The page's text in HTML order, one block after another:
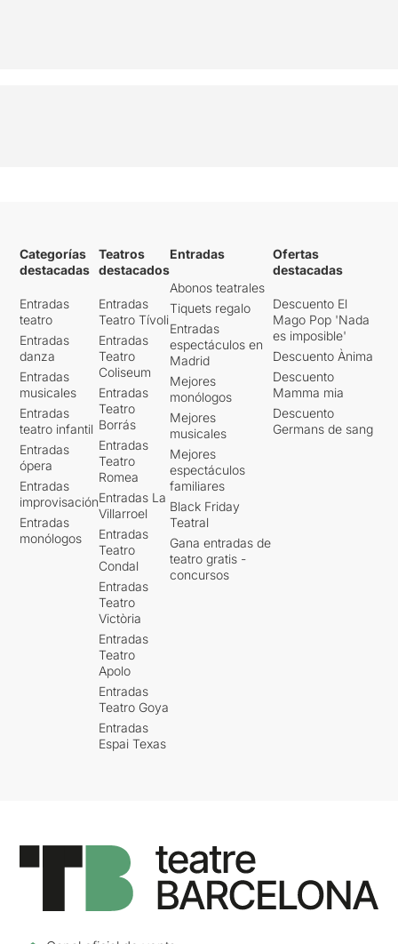
Categorías
destacadas
Entradas
teatro
Entradas
danza
Entradas
musicales
Entradas
teatro infantil
Entradas
ópera
Entradas
improvisación
Entradas
monólogos
Teatros
destacados
Entradas
Teatro Tívoli
Entradas
Teatro
Coliseum
Entradas
Teatro
Borrás
Entradas
Teatro
Romea
Entradas La
Villarroel
Entradas
Teatro
Condal
Entradas
Teatro
Victòria
Entradas
Teatro
Apolo
Entradas
Teatro Goya
Entradas
Espai Texas
Entradas
Abonos teatrales
Tiquets regalo
Entradas
espectáculos en
Madrid
Mejores
monólogos
Mejores
musicales
Mejores
espectáculos
familiares
Black Friday
Teatral
Gana entradas de
teatro gratis -
concursos
Ofertas
destacadas
Descuento El
Mago Pop 'Nada
es imposible'
Descuento Ànima
Descuento
Mamma mia
Descuento
Germans de sang